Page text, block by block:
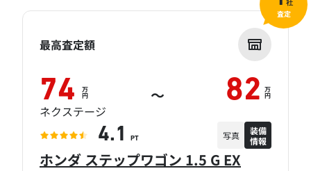
ホンダ ステップワゴン 1.5 G EX
最高査定額
74 万
円 ～ 82 万
円
ネクステージ
4.1 PT 写真
装備
情報
社
査定